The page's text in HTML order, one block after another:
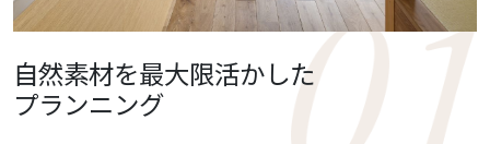
自然素材を最大限活かした
プランニング